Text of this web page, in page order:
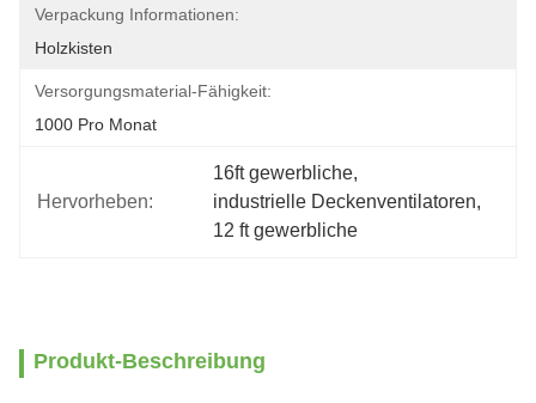
Verpackung Informationen:
Holzkisten
Versorgungsmaterial-Fähigkeit:
1000 Pro Monat
Hervorheben:
16ft gewerbliche,
industrielle Deckenventilatoren,
12 ft gewerbliche
Produkt-Beschreibung